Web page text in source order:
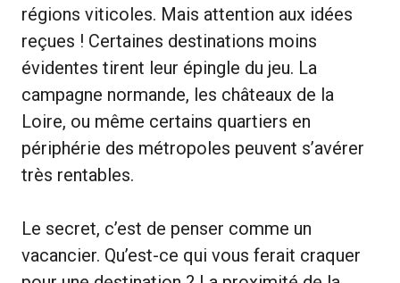
régions viticoles. Mais attention aux idées
reçues ! Certaines destinations moins
évidentes tirent leur épingle du jeu. La
campagne normande, les châteaux de la
Loire, ou même certains quartiers en
périphérie des métropoles peuvent s’avérer
très rentables.
Le secret, c’est de penser comme un
vacancier. Qu’est-ce qui vous ferait craquer